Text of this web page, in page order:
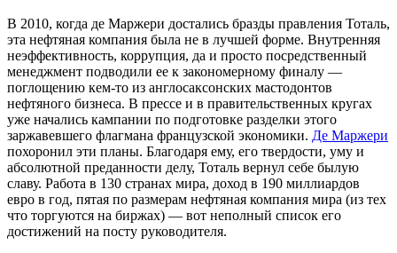
В 2010, когда де Маржери достались бразды правления Тоталь,
эта нефтяная компания была не в лучшей форме. Внутренняя
неэффективность, коррупция, да и просто посредственный
менеджмент подводили ее к закономерному финалу —
поглощению кем-то из англосаксонских мастодонтов
нефтяного бизнеса. В прессе и в правительственных кругах
уже начались кампании по подготовке разделки этого
заржавевшего флагмана французской экономики. Де Маржери
похоронил эти планы. Благодаря ему, его твердости, уму и
абсолютной преданности делу, Тоталь вернул себе былую
славу. Работа в 130 странах мира, доход в 190 миллиардов
евро в год, пятая по размерам нефтяная компания мира (из тех
что торгуются на биржах) — вот неполный список его
достижений на посту руководителя.